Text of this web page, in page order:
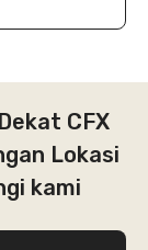
CFX
Lokasi
kami